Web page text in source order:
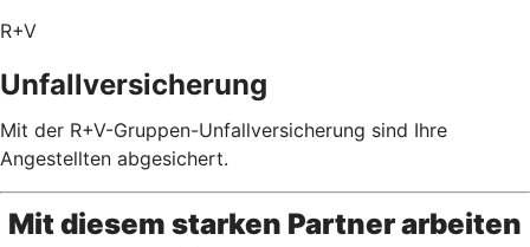
R+V
Unfallversicherung
Mit der R+V-Gruppen-Unfallversicherung sind Ihre
Angestellten abgesichert.
Mit diesem starken Partner arbeiten